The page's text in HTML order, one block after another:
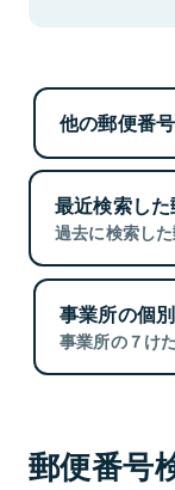
他の郵便番
最近検索し
過去に検索し
事業所の個
事業所の７け
郵便番号